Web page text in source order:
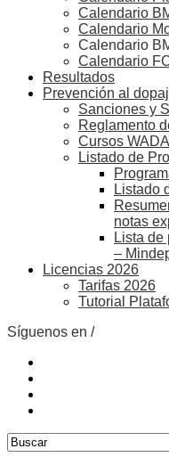
Calendario
Calendario
Calendario
Calendario
Resultados
Prevención al
Sanciones y
Reglamento
Cursos WADA
Listado de
Listado
notas
Lista
–
Licencias 2026
Tarifas 2026
Tutorial
Síguenos en /